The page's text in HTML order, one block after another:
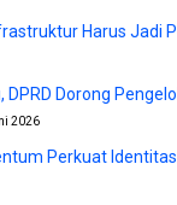
Harus Jadi
DPRD Dorong
2026
Perkuat